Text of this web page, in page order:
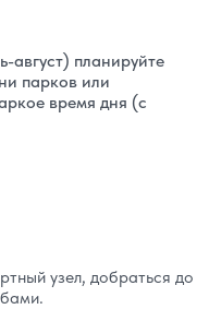
август) планируйте
парков или
время дня (с
узел, добраться до